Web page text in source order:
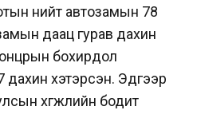
нийт автозамын 78
даац гурав дахин
бохирдол
дахин хэтэрсэн. Эдгээр
хөгжлийн бодит